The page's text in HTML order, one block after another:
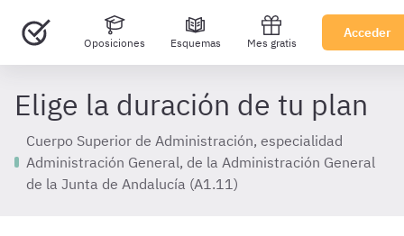
Oposiciones Esquemas Mes gratis
Acceder
Elige la duración de tu plan
Cuerpo Superior de Administración, especialidad
Administración General, de la Administración General
de la Junta de Andalucía (A1.11)